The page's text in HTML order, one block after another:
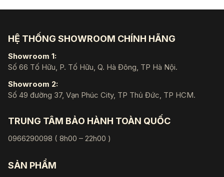
HỆ THỐNG SHOWROOM CHÍNH HÃNG
Showroom 1:
Số 66 Tố Hữu, P. Tố Hữu, Q. Hà Đông, TP Hà Nội.
Showroom 2:
Số 49 đường 37, Vạn Phúc City, TP Thủ Đức, TP HCM.
TRUNG TÂM BẢO HÀNH TOÀN QUỐC
0966290098 ( 8h00 – 22h00 )
SẢN PHẨM